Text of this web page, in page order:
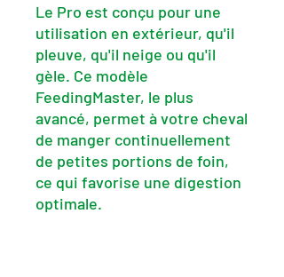
Le Pro est conçu pour une
utilisation en extérieur, qu'il
pleuve, qu'il neige ou qu'il
gèle. Ce modèle
FeedingMaster, le plus
avancé, permet à votre cheval
de manger continuellement
de petites portions de foin,
ce qui favorise une digestion
optimale.